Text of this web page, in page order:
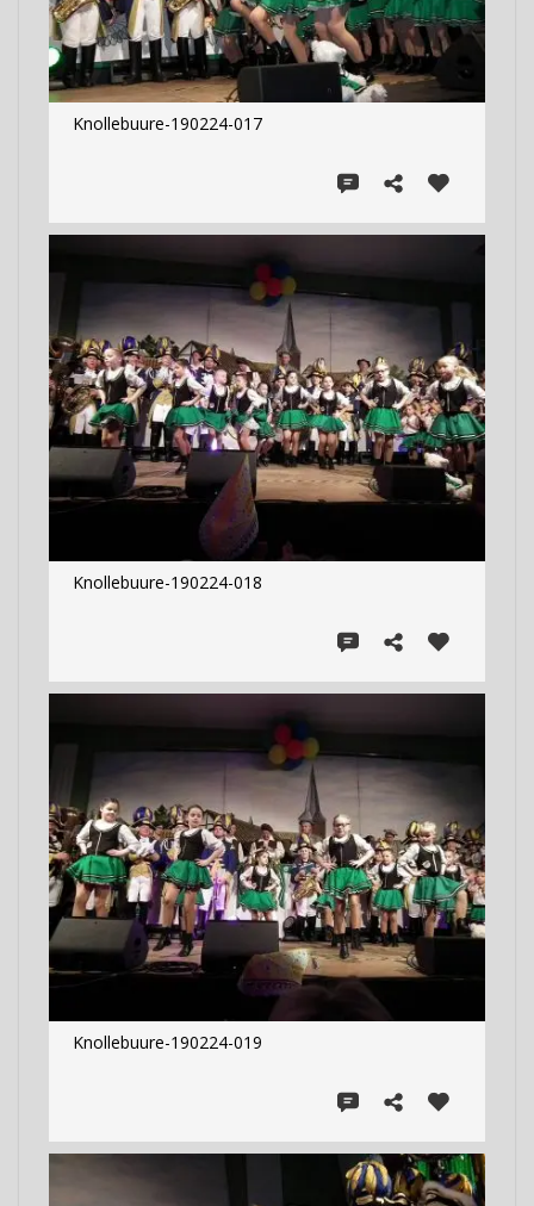
Knollebuure-190224-017
Knollebuure-190224-018
Knollebuure-190224-019